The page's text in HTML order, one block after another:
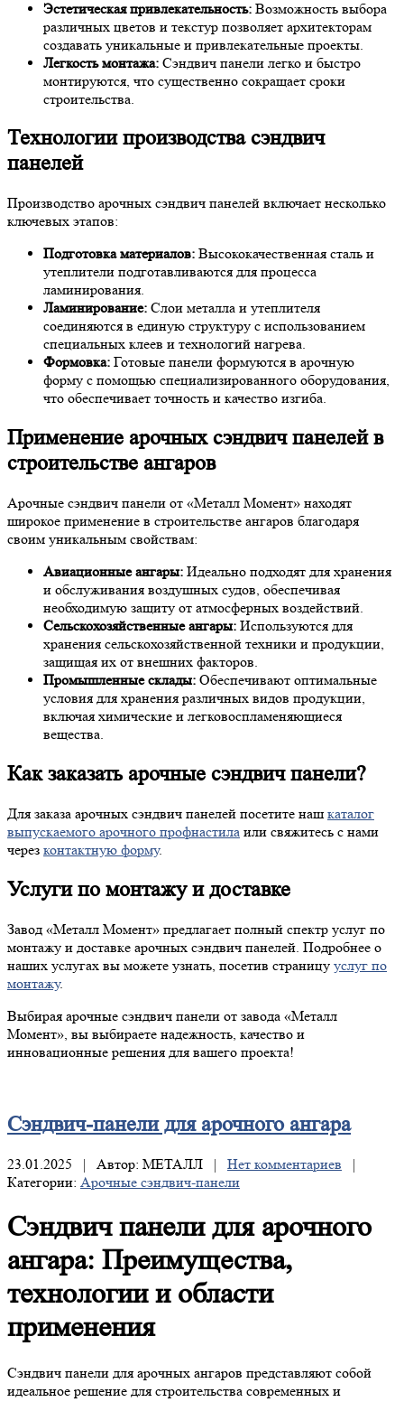
Эстетическая привлекательность: Возможность выбора
различных цветов и текстур позволяет архитекторам
создавать уникальные и привлекательные проекты.
Легкость монтажа: Сэндвич панели легко и быстро
монтируются, что существенно сокращает сроки
строительства.
Технологии производства сэндвич
панелей
Производство арочных сэндвич панелей включает несколько
ключевых этапов:
Подготовка материалов: Высококачественная сталь и
утеплители подготавливаются для процесса
ламинирования.
Ламинирование: Слои металла и утеплителя
соединяются в единую структуру с использованием
специальных клеев и технологий нагрева.
Формовка: Готовые панели формуются в арочную
форму с помощью специализированного оборудования,
что обеспечивает точность и качество изгиба.
Применение арочных сэндвич панелей в
строительстве ангаров
Арочные сэндвич панели от «Металл Момент» находят
широкое применение в строительстве ангаров благодаря
своим уникальным свойствам:
Авиационные ангары: Идеально подходят для хранения
и обслуживания воздушных судов, обеспечивая
необходимую защиту от атмосферных воздействий.
Сельскохозяйственные ангары: Используются для
хранения сельскохозяйственной техники и продукции,
защищая их от внешних факторов.
Промышленные склады: Обеспечивают оптимальные
условия для хранения различных видов продукции,
включая химические и легковоспламеняющиеся
вещества.
Как заказать арочные сэндвич панели?
Для заказа арочных сэндвич панелей посетите наш каталог
выпускаемого арочного профнастила или свяжитесь с нами
через контактную форму.
Услуги по монтажу и доставке
Завод «Металл Момент» предлагает полный спектр услуг по
монтажу и доставке арочных сэндвич панелей. Подробнее о
наших услугах вы можете узнать, посетив страницу услуг по
монтажу.
Выбирая арочные сэндвич панели от завода «Металл
Момент», вы выбираете надежность, качество и
инновационные решения для вашего проекта!
Сэндвич-панелидля арочного ангара
23.01.2025 | Автор: МЕТАЛЛ | Нет комментариев |
Категории: Арочные сэндвич-панели
Сэндвич панели для арочного
ангара: Преимущества,
технологии и области
применения
Сэндвич панели для арочных ангаров представляют собой
идеальное решение для строительства современных и